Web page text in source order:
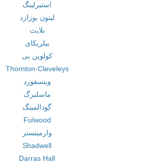
استیرلینگ
لیتون بوزارد
بلایث
بیلریکای
کولوین بی
Thornton-Cleveleys
وینسفورد
ماسلبرگ
گودالمینگ
Fulwood
وارمینستر
Shadwell
Darras Hall